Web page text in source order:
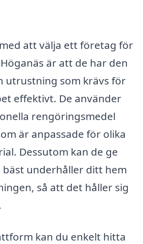
att välja ett företag för
är att de har den
utrustning som krävs för
effektivt. De använder
rengöringsmedel
är anpassade för olika
Dessutom kan de ge
underhåller ditt hem
så att det håller sig
kan du enkelt hitta